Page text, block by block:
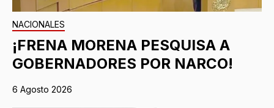
NACIONALES
¡FRENA MORENA PESQUISA A
GOBERNADORES POR NARCO!
6 Agosto 2026